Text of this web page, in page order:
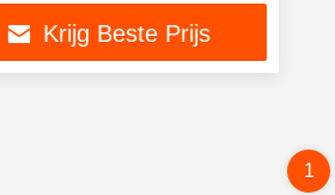
Krijg Beste Prijs
1